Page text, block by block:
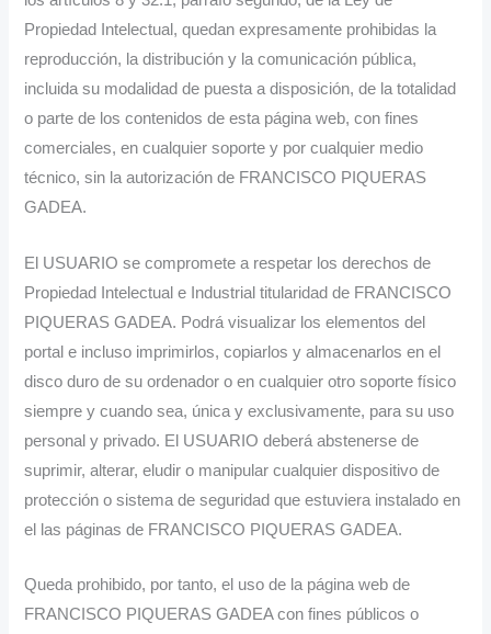
Propiedad Intelectual, quedan expresamente prohibidas la
reproducción, la distribución y la comunicación pública,
incluida su modalidad de puesta a disposición, de la totalidad
o parte de los contenidos de esta página web, con fines
comerciales, en cualquier soporte y por cualquier medio
técnico, sin la autorización de FRANCISCO PIQUERAS
GADEA.
El USUARIO se compromete a respetar los derechos de
Propiedad Intelectual e Industrial titularidad de FRANCISCO
PIQUERAS GADEA. Podrá visualizar los elementos del
portal e incluso imprimirlos, copiarlos y almacenarlos en el
disco duro de su ordenador o en cualquier otro soporte físico
siempre y cuando sea, única y exclusivamente, para su uso
personal y privado. El USUARIO deberá abstenerse de
suprimir, alterar, eludir o manipular cualquier dispositivo de
protección o sistema de seguridad que estuviera instalado en
el las páginas de FRANCISCO PIQUERAS GADEA.
Queda prohibido, por tanto, el uso de la página web de
FRANCISCO PIQUERAS GADEA con fines públicos o